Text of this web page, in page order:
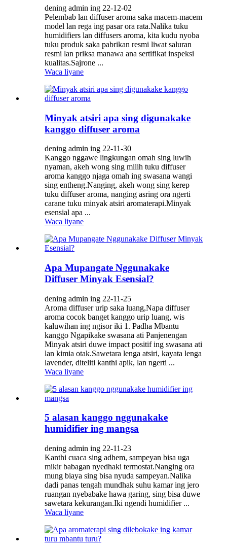
dening admin ing 22-12-02
Pelembab lan diffuser aroma saka macem-macem
model lan rega ing pasar ora rata.Nalika tuku
humidifiers lan diffusers aroma, kita kudu nyoba
tuku produk saka pabrikan resmi liwat saluran
resmi lan priksa manawa ana sertifikat inspeksi
kualitas.Sajrone ...
Waca liyane
Minyak atsiri apa sing digunakake
kanggo diffuser aroma
dening admin ing 22-11-30
Kanggo nggawe lingkungan omah sing luwih
nyaman, akeh wong sing milih tuku diffuser
aroma kanggo njaga omah ing swasana wangi
sing entheng.Nanging, akeh wong sing kerep
tuku diffuser aroma, nanging asring ora ngerti
carane tuku minyak atsiri aromaterapi.Minyak
esensial apa ...
Waca liyane
Apa Mupangate Nggunakake
Diffuser Minyak Esensial?
dening admin ing 22-11-25
Aroma diffuser urip saka luang,Napa diffuser
aroma cocok banget kanggo urip luang, wis
kaluwihan ing ngisor iki 1. Padha Mbantu
kanggo Ngapikake swasana ati Panjenengan
Minyak atsiri duwe impact positif ing swasana ati
lan kimia otak.Sawetara lenga atsiri, kayata lenga
lavender, diteliti kanthi apik, lan ngerti ...
Waca liyane
5 alasan kanggo nggunakake
humidifier ing mangsa
dening admin ing 22-11-23
Kanthi cuaca sing adhem, sampeyan bisa uga
mikir babagan nyedhaki termostat.Nanging ora
mung biaya sing bisa nyuda sampeyan.Nalika
dadi panas tengah mundhak suhu kamar ing jero
ruangan nyebabake hawa garing, sing bisa duwe
sawetara kekurangan.Iki ngendi humidifier ...
Waca liyane